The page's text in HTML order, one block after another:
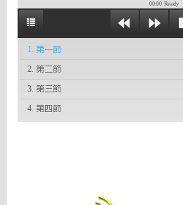
00:00 Ready
1. 第一節
2. 第二節
3. 第三節
4. 第四節